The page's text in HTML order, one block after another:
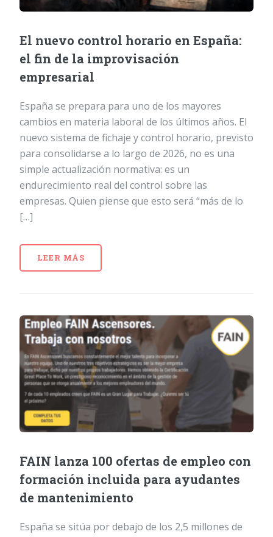
El nuevo control horario en España:
el fin de la improvisación
empresarial
España se prepara para uno de los mayores
cambios en materia laboral de los últimos años. El
nuevo sistema de fichaje y control horario, previsto
para consolidarse a lo largo de 2026, no es una
simple actualización normativa: es un
endurecimiento real del control sobre las
empresas. Quien piense que esto será “más de lo
[…]
LEER MÁS
FAIN lanza 100 ofertas de empleo con
formación incluida para ayudantes
de mantenimiento
España se sitúa por debajo de los 2,5 millones de